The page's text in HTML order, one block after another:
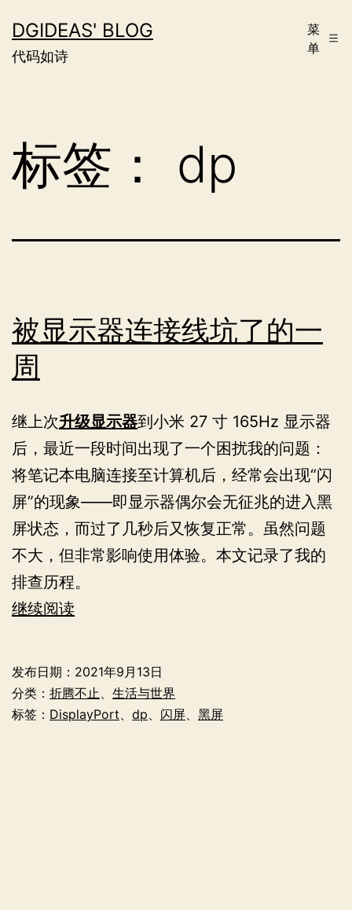
至
内
DGIDEAS' BLOG
代码如诗
菜
单
标签： dp
被显示器连接线坑了的一
周
继上次升级显示器到小米 27 寸 165Hz 显示器
后，最近一段时间出现了一个困扰我的问题：
将笔记本电脑连接至计算机后，经常会出现“闪
屏”的现象——即显示器偶尔会无征兆的进入黑
屏状态，而过了几秒后又恢复正常。虽然问题
不大，但非常影响使用体验。本文记录了我的
排查历程。
继续阅读
器
连
发布日期： 2021年9月13日
分类： 折腾不止
生活与世界
标签： DisplayPort dp 闪屏 黑屏